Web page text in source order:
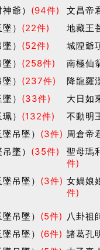
爺） (94件)
文昌帝
） (22件)
地藏王
） (52件)
城隍爺
） (258件)
南極仙
） (237件)
降龍羅
） (33件)
大日如
） (132件)
不動明
吊墜） (3件) 周倉帝
墜） (35件)
聖母瑪
件)
吊墜） (3件) 女媧娘
件)
吊墜） (5件) 八卦祖
吊墜） (6件) 諸葛孔